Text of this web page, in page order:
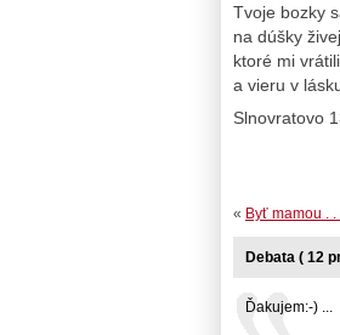
Tvoje bozky
na dúšky
ktoré mi
a vieru v
Slnovratovo
« Byť mamou . . .
Debata ( 12
Ďakujem:-) ...